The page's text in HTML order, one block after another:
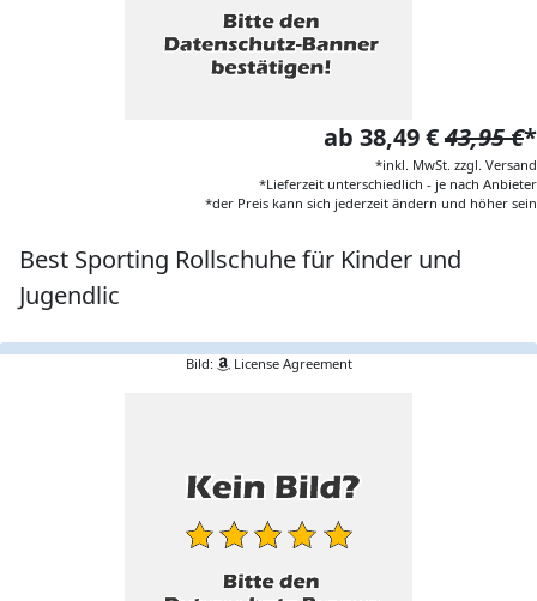
ab 38,49 €43,95 €*
*inkl. MwSt. zzgl. Versand
*Lieferzeit unterschiedlich - je nach Anbieter
*der Preis kann sich jederzeit ändern und höher sein
Best Sporting Rollschuhe für Kinder und
Jugendlic
Bild: License Agreement